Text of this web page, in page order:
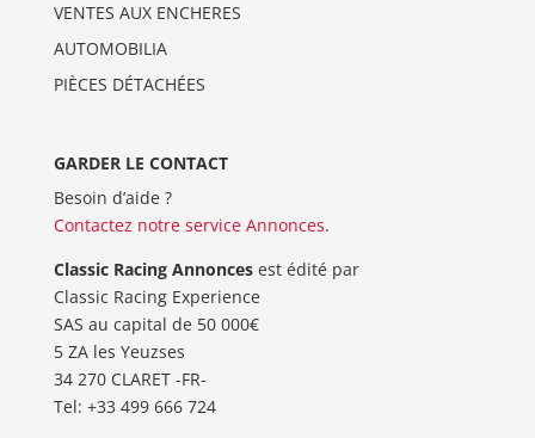
VENTES AUX ENCHERES
AUTOMOBILIA
PIÈCES DÉTACHÉES
GARDER LE CONTACT
Besoin d’aide ?
Contactez notre service Annonces.
Classic Racing Annoncesest édité par
Classic Racing Experience
SAS au capital de 50 000€
5 ZA les Yeuzses
34 270 CLARET -FR-
Tel: ‭+33 499 666 724‬